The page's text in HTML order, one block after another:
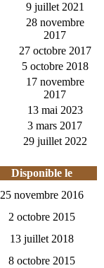
9 juillet 2021
28 novembre
2017
27 octobre 2017
5 octobre 2018
17 novembre
2017
13 mai 2023
3 mars 2017
29 juillet 2022
Disponible le
25 novembre 2016
2 octobre 2015
13 juillet 2018
8 octobre 2015